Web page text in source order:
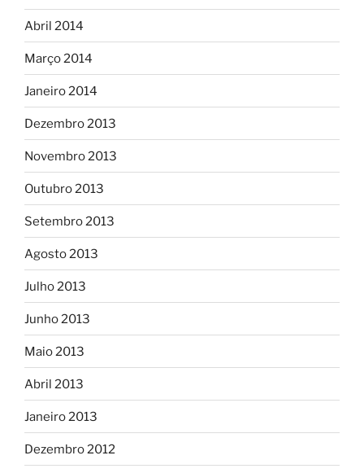
Abril 2014
Março 2014
Janeiro 2014
Dezembro 2013
Novembro 2013
Outubro 2013
Setembro 2013
Agosto 2013
Julho 2013
Junho 2013
Maio 2013
Abril 2013
Janeiro 2013
Dezembro 2012